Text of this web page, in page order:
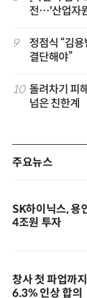
전…'산업자
9
정점식 “김
결단해야”
10 돌려차기 피
넘은 친한계
주요뉴스
SK하이닉스, 용
4조원 투자
창사 첫 파업까
6.3% 인상 합의